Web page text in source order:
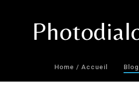
Home / Accueil Blog